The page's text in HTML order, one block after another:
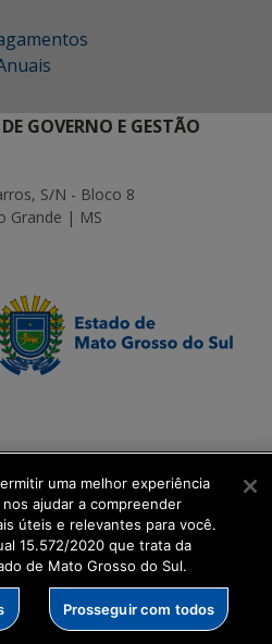
GOVERNO E GESTÃO
S/N - Bloco 8
Grande | MS
uma melhor experiência
ajudar a compreender
úteis e relevantes para você.
15.572/2020 que trata da
de Mato Grosso do Sul.
Prosseguir com todos